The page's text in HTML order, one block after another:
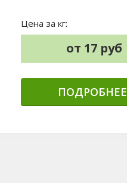
Цена за кг:
от 17 руб
ПОДРОБНЕЕ